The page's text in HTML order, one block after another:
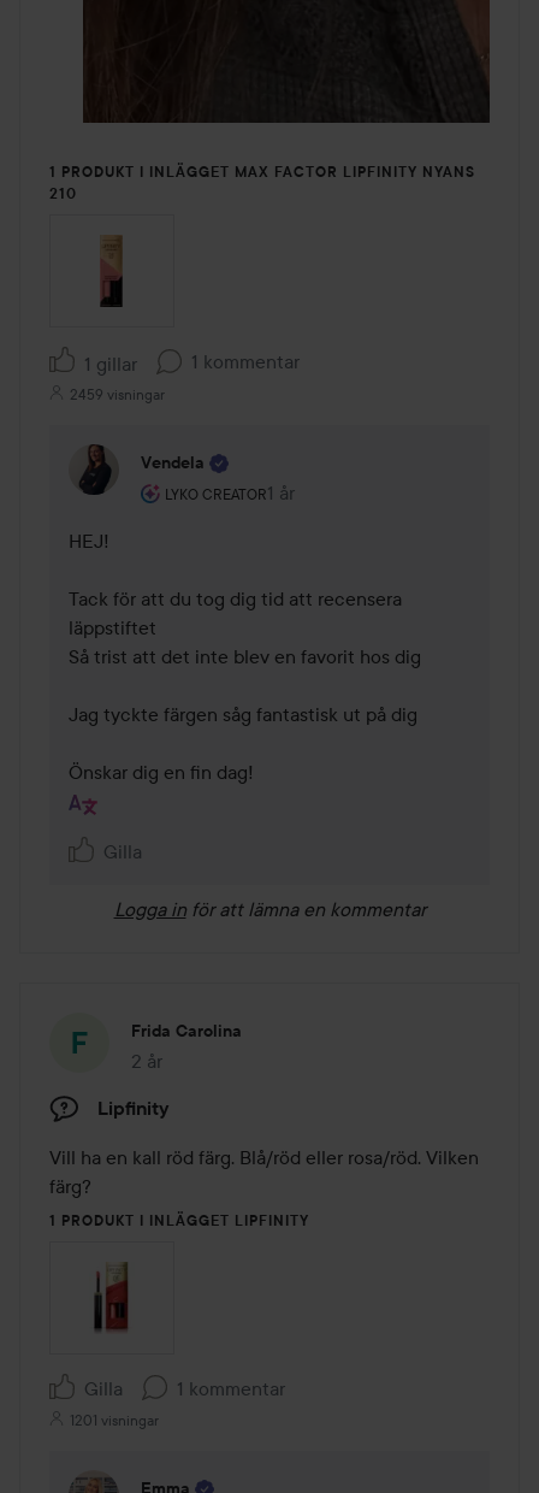
1 PRODUKT I INLÄGGET MAX FACTOR LIPFINITY NYANS
210
1 gillar 1 kommentar
2459 visningar
Vendela
LYKO CREATOR
Användarens roll: Lyko Creator.
1 år
Kommentaren lades 1 år
HEJ!
Tack för att du tog dig tid att recensera
läppstiftet
Så trist att det inte blev en favorit hos dig
Jag tyckte färgen såg fantastisk ut på dig
Önskar dig en fin dag!
Gilla
Logga in för att lämna en kommentar
Frida Carolina
2 år
Inlägget skapades 2 år
Lipfinity
Vill ha en kall röd färg. Blå/röd eller rosa/röd. Vilken
färg?
1 PRODUKT I INLÄGGET LIPFINITY
Gilla 1 kommentar
1201 visningar
Emma